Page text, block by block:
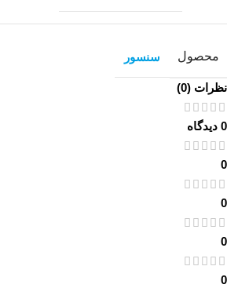
محصول سنسور
نظرات (0)
0 دیدگاه
0
0
0
0